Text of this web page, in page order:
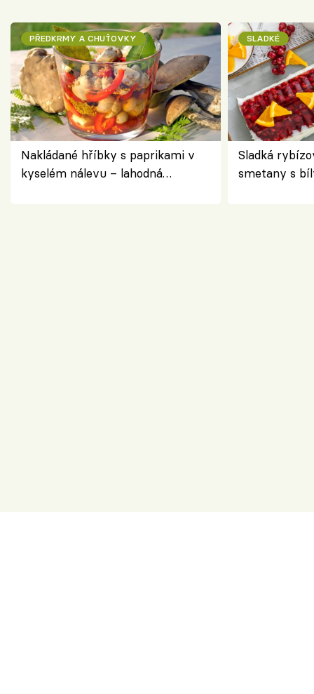
PŘEDKRMY A CHUŤOVKY
Nakládané hříbky s paprikami v
kyselém nálevu – lahodná
SLADKÉ
Sladká
smetany s